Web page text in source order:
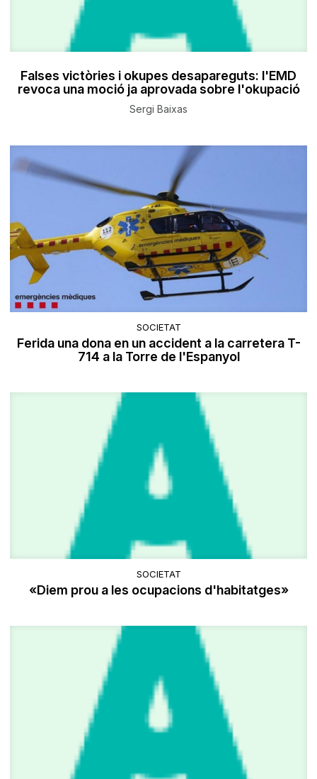
Falses victòries i okupes desapareguts: l'EMD
revoca una moció ja aprovada sobre l'okupació
Sergi Baixas
SOCIETAT
Ferida una dona en un accident a la carretera T-
714 a la Torre de l'Espanyol
SOCIETAT
«Diem prou a les ocupacions d'habitatges»